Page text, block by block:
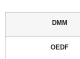
DMM
OEDF